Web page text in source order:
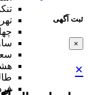
ثبت آگهی
×
×